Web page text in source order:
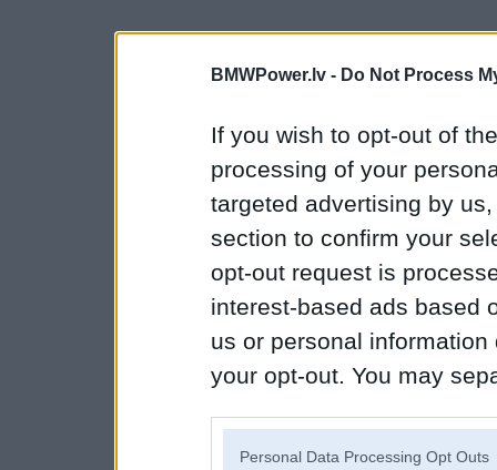
BMWPower.lv - Do Not Process
If you wish to opt-out of
processing of your
targeted advertising by
section to confirm your
opt-out request is
interest-based ads based
us or personal
your opt-out. You may
Personal Data Processing Opt Outs